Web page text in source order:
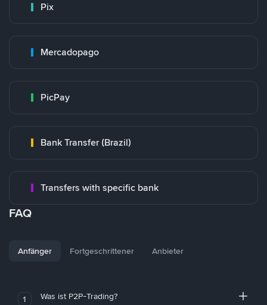
Pix
Mercadopago
PicPay
Bank Transfer (Brazil)
Transfers with specific bank
FAQ
Anfänger Fortgeschrittener Anbieter
1 Was ist P2P-Trading?